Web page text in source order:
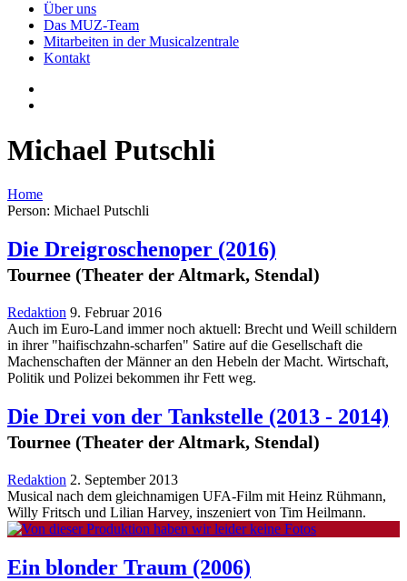
Über uns
Das MUZ-Team
Mitarbeiten in der Musicalzentrale
Kontakt
Michael Putschli
Home
Person: Michael Putschli
Die Dreigroschenoper (2016)
Tournee (Theater der Altmark, Stendal)
Redaktion 9. Februar 2016
Auch im Euro-Land immer noch aktuell: Brecht und Weill schildern
in ihrer "haifischzahn-scharfen" Satire auf die Gesellschaft die
Machenschaften der Männer an den Hebeln der Macht. Wirtschaft,
Politik und Polizei bekommen ihr Fett weg.
Die Drei von der Tankstelle (2013 - 2014)
Tournee (Theater der Altmark, Stendal)
Redaktion 2. September 2013
Musical nach dem gleichnamigen UFA-Film mit Heinz Rühmann,
Willy Fritsch und Lilian Harvey, inszeniert von Tim Heilmann.
Ein blonder Traum (2006)